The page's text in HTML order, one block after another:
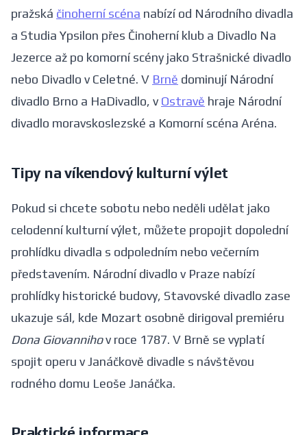
pražská činoherní scéna nabízí od Národního divadla
a Studia Ypsilon přes Činoherní klub a Divadlo Na
Jezerce až po komorní scény jako Strašnické divadlo
nebo Divadlo v Celetné. V Brně dominují Národní
divadlo Brno a HaDivadlo, v Ostravě hraje Národní
divadlo moravskoslezské a Komorní scéna Aréna.
Tipy na víkendový kulturní výlet
Pokud si chcete sobotu nebo neděli udělat jako
celodenní kulturní výlet, můžete propojit dopolední
prohlídku divadla s odpoledním nebo večerním
představením. Národní divadlo v Praze nabízí
prohlídky historické budovy, Stavovské divadlo zase
ukazuje sál, kde Mozart osobně dirigoval premiéru
Dona Giovannihov roce 1787. V Brně se vyplatí
spojit operu v Janáčkově divadle s návštěvou
rodného domu Leoše Janáčka.